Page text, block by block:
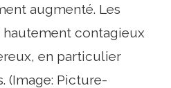
augmenté. Les
contagieux
en particulier
(Image: Picture-